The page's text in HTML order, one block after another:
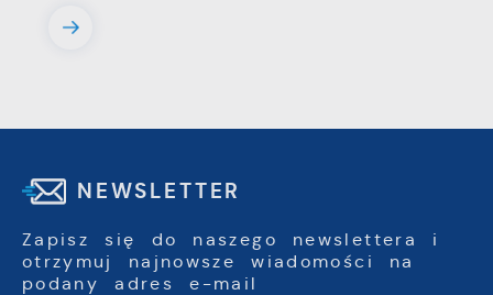
NEWSLETTER
Zapisz się do naszego newslettera i
otrzymuj najnowsze wiadomości na
podany adres e-mail